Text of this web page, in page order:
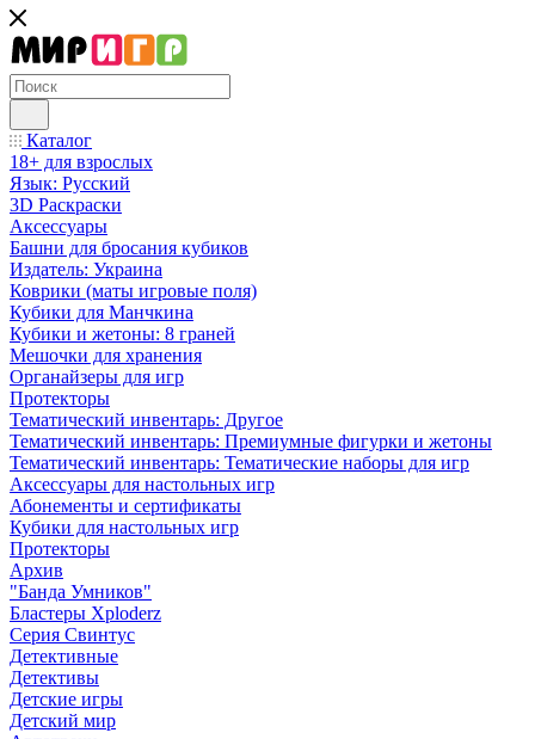
Каталог
18+ для взрослых
Язык: Русский
3D Раскраски
Аксессуары
Башни для бросания кубиков
Издатель: Украина
Коврики (маты игровые поля)
Кубики для Манчкина
Кубики и жетоны: 8 граней
Мешочки для хранения
Органайзеры для игр
Протекторы
Тематический инвентарь: Другое
Тематический инвентарь: Премиумные фигурки и жетоны
Тематический инвентарь: Тематические наборы для игр
Аксессуары для настольных игр
Абонементы и сертификаты
Кубики для настольных игр
Протекторы
Архив
"Банда Умников"
Бластеры Xploderz
Cерия Свинтус
Детективные
Детективы
Детские игры
Детский мир